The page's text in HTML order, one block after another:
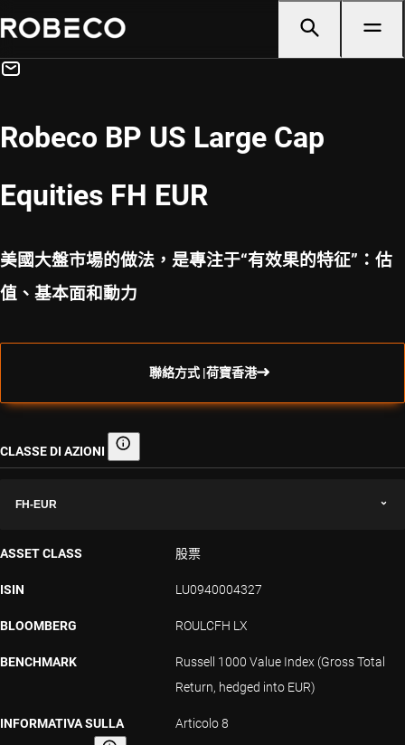
Robeco BP US Large Cap
Equities FH EUR
美國大盤市場的做法，是專注于“有效果的特征”：估
值、基本面和動力
聯絡方式 |荷寶香港
CLASSE DI AZIONI Classe di azioni
FH-EUR
ASSET CLASS 股票
ISIN LU0940004327
BLOOMBERG ROULCFH LX
BENCHMARK
Russell 1000 Value Index (Gross Total
Return, hedged into EUR)
INFORMATIVA SULLA Articolo 8